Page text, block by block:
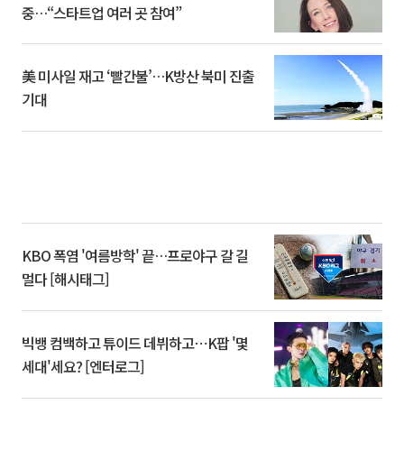
중…“스타트업 여러 곳 참여”
美 미사일 재고 ‘빨간불’…K방산 북미 진출
기대
KBO 폭염 '여름방학' 끝…프로야구 갈 길
멀다 [해시태그]
빅뱅 컴백하고 튜이드 데뷔하고⋯K팝 '몇
세대'세요? [엔터로그]